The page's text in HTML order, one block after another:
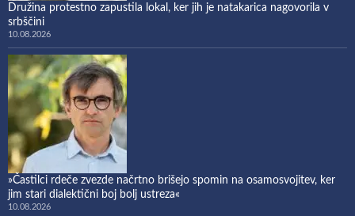
Družina protestno zapustila lokal, ker jih je natakarica nagovorila v
srbščini
10.08.2026
»Častilci rdeče zvezde načrtno brišejo spomin na osamosvojitev, ker
jim stari dialektični boj bolj ustreza«
10.08.2026